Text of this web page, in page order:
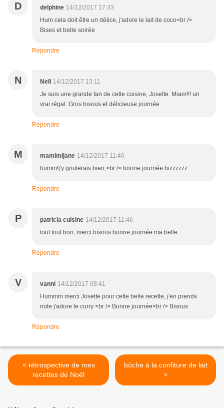
D delphine 14/12/2017 17:33
Hum cela doit être un délice, j'adore le lait de coco<br />
Bises et belle soirée
Répondre
N Nell
14/12/2017 13:11
Je suis une grande fan de cette cuisine, Josette. Miam!!! un
vrai régal. Gros bisous et délicieuse journée
Répondre
M mamimijane 14/12/2017 11:46
humm!j'y gouterais bien,<br /> bonne journée bizzzzzz
Répondre
P patricia cuisine 14/12/2017 11:46
tout tout bon, merci bisous bonne journée ma belle
Répondre
V vanni 14/12/2017 08:41
Hummm merci Josette pour cette belle recette, j'en prends
note j'adore le curry <br /> Bonne journée<br /> Bisous
Répondre
< rétrospective de mes
recettes de Noël
bûche à la confiture de lait
>